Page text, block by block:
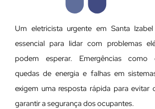
Um eletricista urgente em Santa
essencial para lidar com problemas
podem esperar. Emergências como
quedas de energia e falhas em
exigem uma resposta rápida para evitar
garantir a segurança dos ocupantes.